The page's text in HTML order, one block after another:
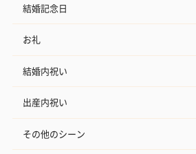
結婚記念日
お礼
結婚内祝い
出産内祝い
その他のシーン